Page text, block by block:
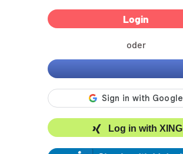
oder
Log in with XING